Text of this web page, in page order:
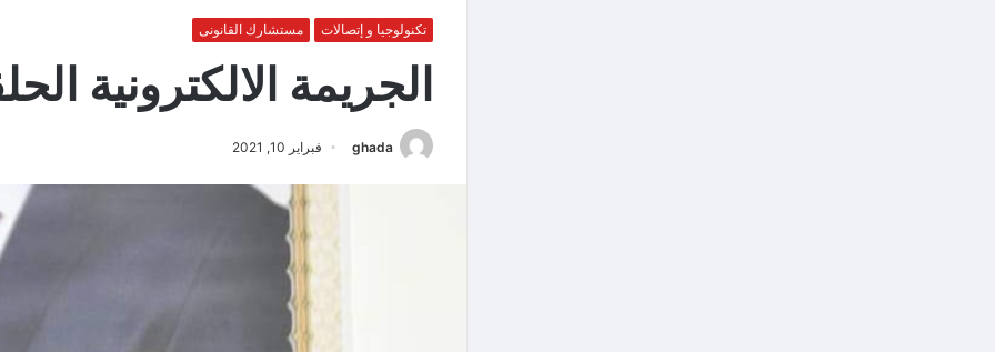
تكنولوجيا و إتصالات مستشارك القانونى
الجريمة الالكترونية
ghada فبراير 10, 2021